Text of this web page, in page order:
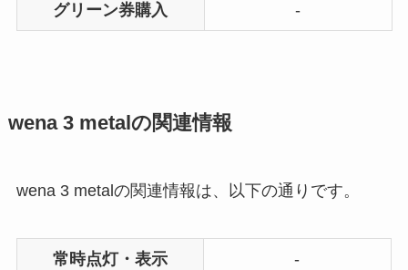
グリーン券購入 -
wena 3 metalの関連情報
wena 3 metalの関連情報は、以下の通りです。
常時点灯・表示 -